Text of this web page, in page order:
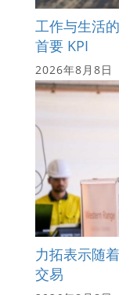
工作与生活
首要 KPI
2026年8月8日
力拓表示随
交易